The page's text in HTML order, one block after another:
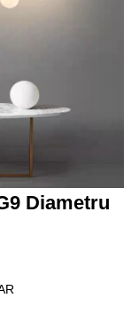
Diametru